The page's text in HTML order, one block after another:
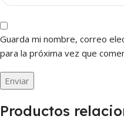
Guarda mi nombre, correo
para la próxima vez que
Productos